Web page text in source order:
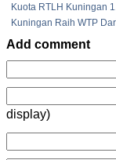
Kuota RTLH Kuningan
Kuningan Raih WTP
Add comment
display)